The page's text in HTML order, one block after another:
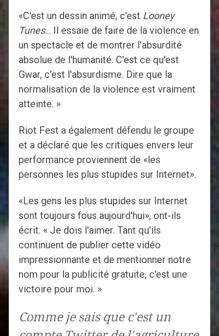
«C'est un dessin animé, c'est Looney
Tunes… Il essaie de faire de la violence en
un spectacle et de montrer l'absurdité
absolue de l'humanité. C'est ce qu'est
Gwar, c'est l'absurdisme. Dire que la
normalisation de la violence est vraiment
atteinte. »
Riot Fest a également défendu le groupe
et a déclaré que les critiques envers leur
performance proviennent de «les
personnes les plus stupides sur Internet».
«Les gens les plus stupides sur Internet
sont toujours fous aujourd'hui», ont-ils
écrit. « Je dois l'aimer. Tant qu'ils
continuent de publier cette vidéo
impressionnante et de mentionner notre
nom pour la publicité gratuite, c'est une
victoire pour moi. »
Comme je sais que c'est un